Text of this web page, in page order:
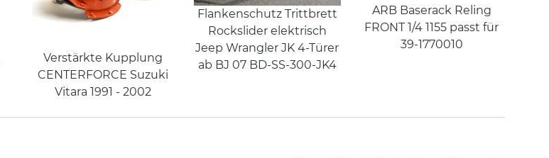
Verstärkte Kupplung
CENTERFORCE Suzuki
Vitara 1991 - 2002
Flankenschutz Trittbrett
Rockslider elektrisch
Jeep Wrangler JK 4-Türer
ab BJ 07 BD-SS-300-JK4
ARB Baserack Reling
FRONT 1/4 1155 passt für
39-1770010